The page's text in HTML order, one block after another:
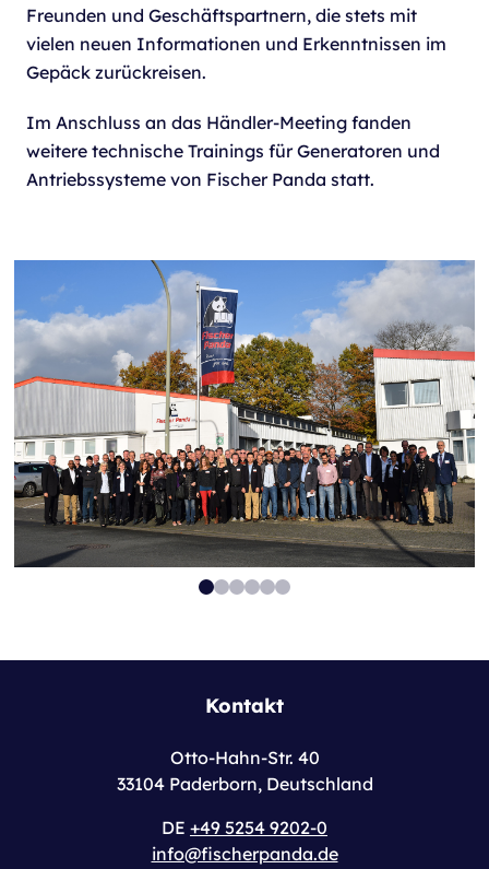
Freunden und Geschäftspartnern, die stets mit
vielen neuen Informationen und Erkenntnissen im
Gepäck zurückreisen.
Im Anschluss an das Händler-Meeting fanden
weitere technische Trainings für Generatoren und
Antriebssysteme von Fischer Panda statt.
Kontakt
Otto-Hahn-Str. 40
33104 Paderborn, Deutschland
DE +49 5254 9202-0
info@fischerpanda.de